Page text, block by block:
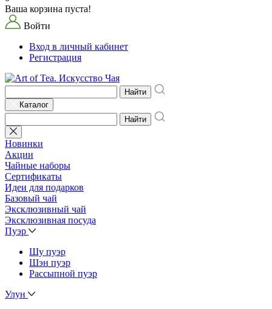
Ваша корзина пуста!
Войти
Вход в личный кабинет
Регистрация
Найти
Каталог
Найти
Новинки
Акции
Чайные наборы
Сертификаты
Идеи для подарков
Базовый чай
Эксклюзивный чай
Эксклюзивная посуда
Пуэр
Шу пуэр
Шэн пуэр
Рассыпной пуэр
Улун